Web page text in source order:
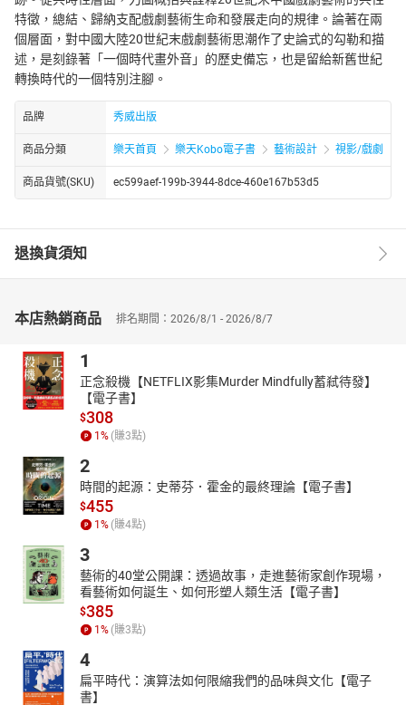
特徵，總結、歸納支配戲劇藝術生命和發展走向的規律。論著在兩
個層面，對中國大陸20世紀末戲劇藝術思潮作了史論式的勾勒和描
述，是刻錄著「一個時代畫外音」的歷史備忘，也是留給新舊世紀
轉換時代的一個特別注腳。
品牌 秀威出版
商品分類 樂天首頁 樂天Kobo電子書 藝術設計 視影/戲劇
商品貨號(SKU) ec599aef-199b-3944-8dce-460e167b53d5
退換貨須知
本店熱銷商品 排名期間：2026/8/1 - 2026/8/7
1
正念殺機【NETFLIX影集Murder Mindfully蓄弒待發】
【電子書】
$308
1% (賺3點)
2
時間的起源：史蒂芬．霍金的最終理論【電子書】
$455
1% (賺4點)
3
藝術的40堂公開課：透過故事，走進藝術家創作現場，
看藝術如何誕生、如何形塑人類生活【電子書】
$385
1% (賺3點)
4
扁平時代：演算法如何限縮我們的品味與文化【電子
書】